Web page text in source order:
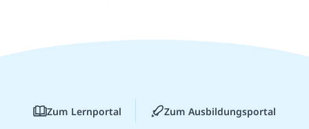
Zum Lernportal Zum Ausbildungsportal